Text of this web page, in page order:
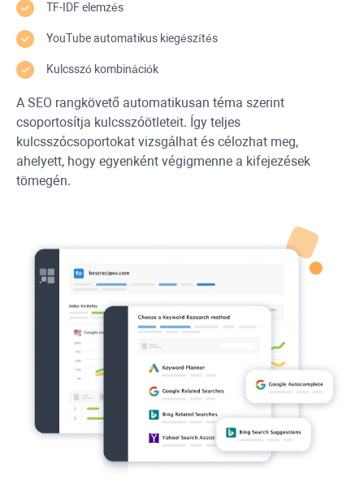
TF-IDFelemzés
YouTubeautomatikus kiegészítés
Kulcsszó kombinációk
A SEO rangkövető automatikusan téma szerint
csoportosítja kulcsszóötleteit. Így teljes
kulcsszócsoportokat vizsgálhat és célozhat meg,
ahelyett, hogy egyenként végigmenne a kifejezések
tömegén.